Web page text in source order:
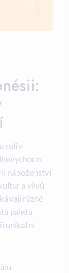
roli v
náboženství,
a vlivů
různé
paleta
unikátní